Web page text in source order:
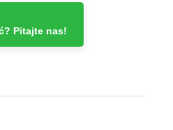
Pitajte nas!